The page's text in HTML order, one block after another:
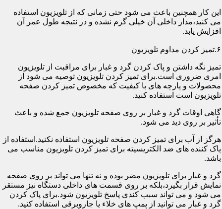
این کار همچنین باعث می شود حتی زمانی که از تلویزیون استفاده
می کنید،مدار داخلی آن خیلی گرم نشده و در نتیجه طول عمر آن
افزایش یابد.
۶.تمیز کردن مداوم تلویزیون
تمیز نگه داشتن و پاک کردن گرد و غبار برای مراقبت از تلویزیون
امری ضروری است.برای تمیز کردن تلویزیون توصیه می شود از
محصولات و پارچه های با کیفیت که مخصوص تمیز کردن صفحه
تلویزیون است استفاده کنید.
گاهی اوقات گرد و غبار بر روی صفحه تلویزیون جمع شده و باعث
تأثیر بر روی دید می شود.
هرگز از آب برای تمیز کردن صفحه تلویزیون استفاده نکنید.استفاده از
پاک کننده های ضد الکتریسیته برای تمیز کردن تلویزیون مناسب می
باشد.
گرد و غبار برای تلویزیون مضر بوده و نه تنها می تواند بر روی صفحه
نمایش قرار بگیرد،بلکه بر روی قسمت های داخلی دستگاه نیز مستقر
می شود و می تواند سبب کندی پاسخ تلویزیون شود.برای پاک کردن
گرد و غبار می توانید از پمپ های خلاء یا جاروبرقی استفاده کنید.